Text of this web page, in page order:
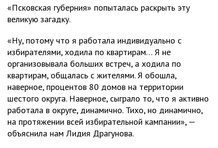
«Псковская губерния» попыталась раскрыть эту
великую загадку.
«Ну, потому что я работала индивидуально с
избирателями, ходила по квартирам… Я не
организовывала больших встреч, а ходила по
квартирам, общалась с жителями. Я обошла,
наверное, процентов 80 домов на территории
шестого округа. Наверное, сыграло то, что я активно
работала в округе, динамично. Тихо, но динамично,
на протяжении всей избирательной кампании», —
объяснила нам Лидия Драгунова.